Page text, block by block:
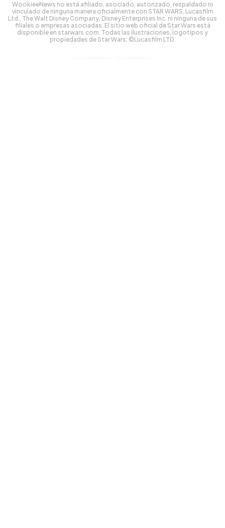
WookieeNews no está afiliado, asociado, autorizado, respaldado ni
vinculado de ninguna manera oficialmente con STAR WARS, Lucasfilm
Ltd., The Walt Disney Company, Disney Enterprises Inc. ni ninguna de sus
filiales o empresas asociadas. El sitio web oficial de Star Wars está
disponible en starwars.com. Todas las ilustraciones, logotipos y
propiedades de Star Wars: ©Lucasfilm LTD.